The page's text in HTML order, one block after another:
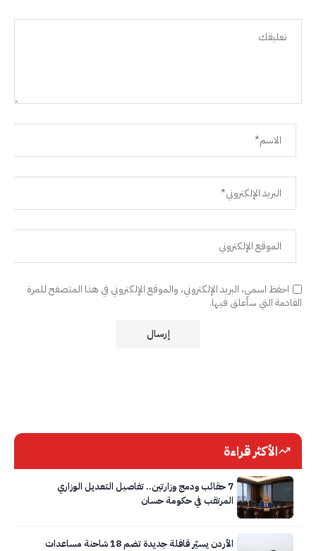
احفظ اسمي، البريد الإلكتروني، والموقع الإلكتروني في هذا المتصفح للمرة
القادمة التي سأعلق فيها.
الأكثر قراءة
7 حقائب ودمج وزارتين.. تفاصيل التعديل الوزاري
المرتقب في حكومة حسان
الأردن يسيّر قافلة جديدة تضم 18 شاحنة مساعدات